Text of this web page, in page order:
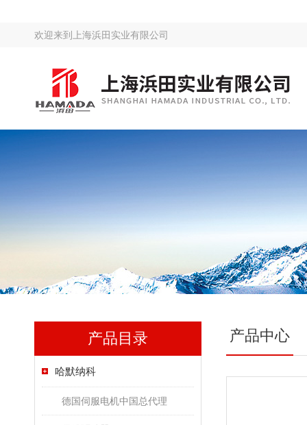
欢迎来到 上海浜田实业有限公司
产品目录
哈默纳科
德国伺服电机中国总代理
产品中心